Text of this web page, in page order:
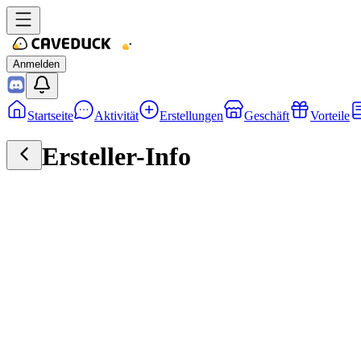
Anmelden
Startseite Aktivität Erstellungen Geschäft Vorteile
Ersteller-Info